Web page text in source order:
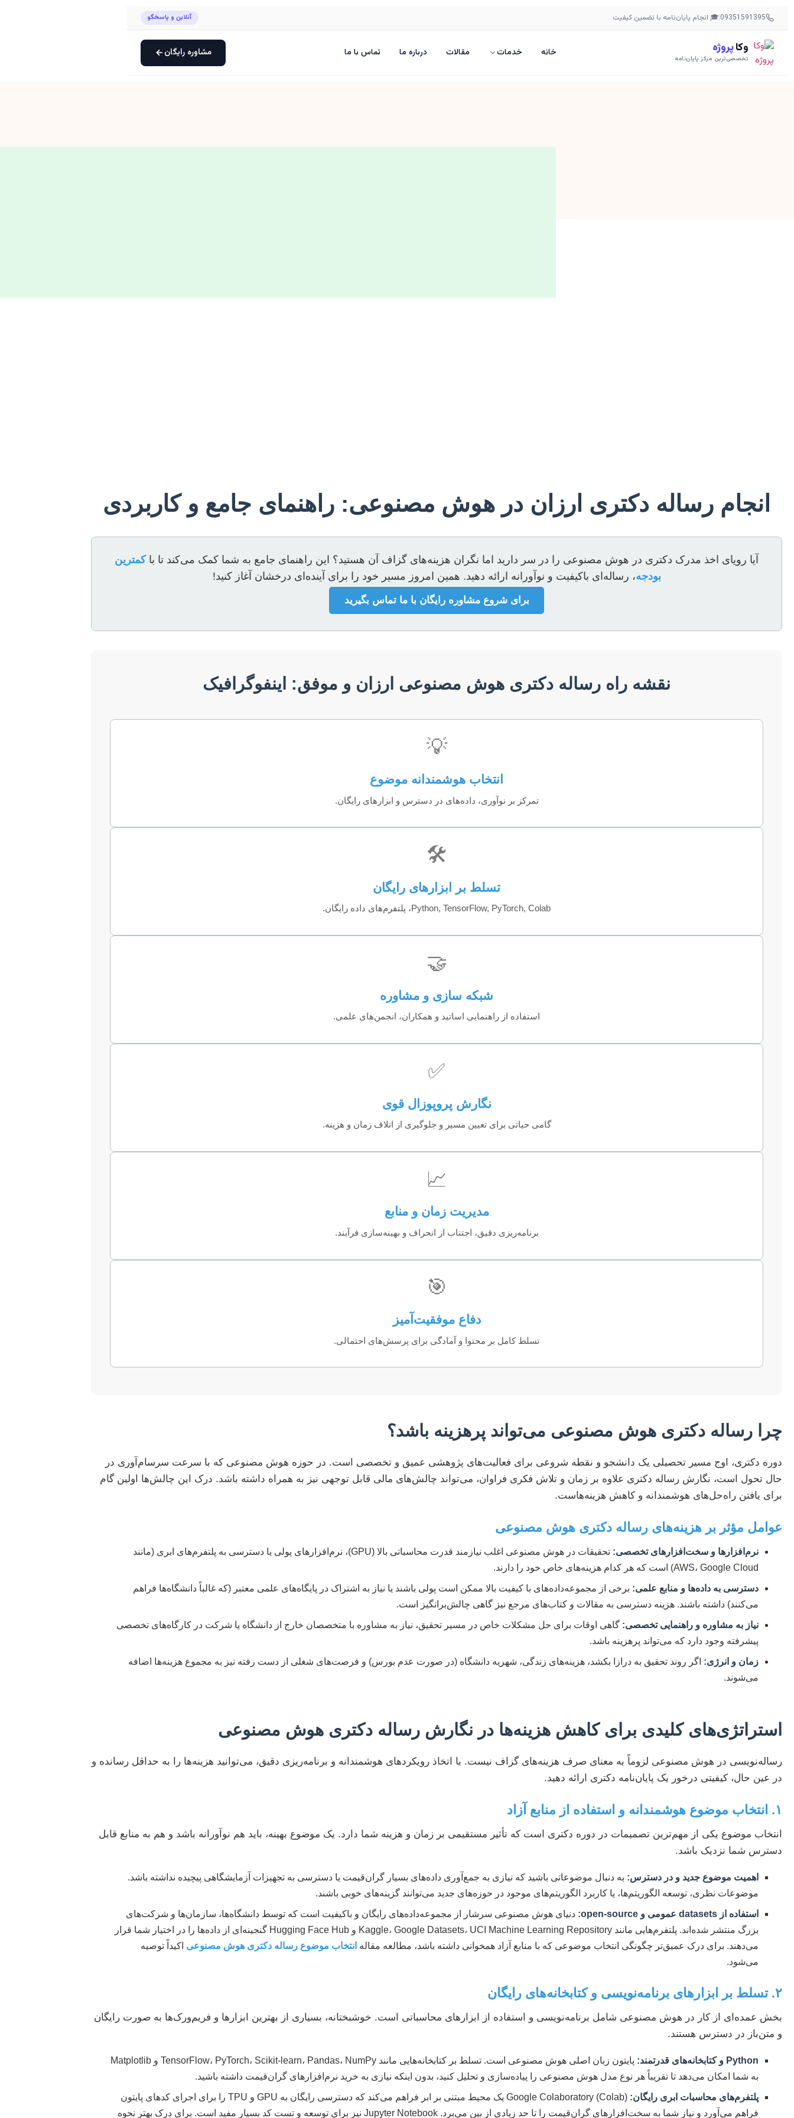
09351591395
|🎓 انجام پایان‌نامه با تضمین کیفیت آنلاین و پاسخگو
وکاپروژه
تخصصی‌ترین مرکز پایان‌نامه خانه خدمات مقالات درباره ما تماس با ما مشاوره رایگان
انجام رساله دکتری ارزان در هوش مصنوعی: راهنمای جامع و کاربردی
آیا رویای اخذ مدرک دکتری در هوش مصنوعی را در سر دارید اما نگران هزینه‌های گزاف آن هستید؟ این راهنمای جامع به شما کمک می‌کند تا باکمترین
بودجه، رساله‌ای باکیفیت و نوآورانه ارائه دهید. همین امروز مسیر خود را برای آینده‌ای درخشان آغاز کنید!
برای شروع مشاوره رایگان با ما تماس بگیرید
نقشه راه رساله دکتری هوش مصنوعی ارزان و موفق: اینفوگرافیک
💡
انتخاب هوشمندانه موضوع
تمرکز بر نوآوری، داده‌های در دسترس و ابزارهای رایگان.
🛠️
تسلط بر ابزارهای رایگان
Python, TensorFlow, PyTorch, Colab، پلتفرم‌های داده رایگان.
🤝
شبکه سازی و مشاوره
استفاده از راهنمایی اساتید و همکاران، انجمن‌های علمی.
✅
نگارش پروپوزال قوی
گامی حیاتی برای تعیین مسیر و جلوگیری از اتلاف زمان و هزینه.
📈
مدیریت زمان و منابع
برنامه‌ریزی دقیق، اجتناب از انحراف و بهینه‌سازی فرآیند.
🎯
دفاع موفقیت‌آمیز
تسلط کامل بر محتوا و آمادگی برای پرسش‌های احتمالی.
چرا رساله دکتری هوش مصنوعی می‌تواند پرهزینه باشد؟
دوره دکتری، اوج مسیر تحصیلی یک دانشجو و نقطه شروعی برای فعالیت‌های پژوهشی عمیق و تخصصی است. در حوزه هوش مصنوعی که با سرعت سرسام‌آوری در
حال تحول است، نگارش رساله دکتری علاوه بر زمان و تلاش فکری فراوان، می‌تواند چالش‌های مالی قابل توجهی نیز به همراه داشته باشد. درک این چالش‌ها اولین گام
برای یافتن راه‌حل‌های هوشمندانه و کاهش هزینه‌هاست.
عوامل مؤثر بر هزینه‌های رساله دکتری هوش مصنوعی
نرم‌افزارها و سخت‌افزارهای تخصصی:
تحقیقات در هوش مصنوعی اغلب نیازمند قدرت محاسباتی بالا (GPU)، نرم‌افزارهای پولی یا دسترسی به پلتفرم‌های ابری (مانند
AWS، Google Cloud) است که هر کدام هزینه‌های خاص خود را دارند.
دسترسی به داده‌ها و منابع علمی: برخی از مجموعه‌داده‌های با کیفیت بالا ممکن است پولی باشند یا نیاز به اشتراک در پایگاه‌های علمی معتبر (که غالباً دانشگاه‌ها فراهم
می‌کنند) داشته باشند. هزینه دسترسی به مقالات و کتاب‌های مرجع نیز گاهی چالش‌برانگیز است.
نیاز به مشاوره و راهنمایی تخصصی: گاهی اوقات برای حل مشکلات خاص در مسیر تحقیق، نیاز به مشاوره با متخصصان خارج از دانشگاه یا شرکت در کارگاه‌های تخصصی
پیشرفته وجود دارد که می‌تواند پرهزینه باشد.
زمان و انرژی: اگر روند تحقیق به درازا بکشد، هزینه‌های زندگی، شهریه دانشگاه (در صورت عدم بورس) و فرصت‌های شغلی از دست رفته نیز به مجموع هزینه‌ها اضافه
می‌شوند.
استراتژی‌های کلیدی برای کاهش هزینه‌ها در نگارش رساله دکتری هوش مصنوعی
رساله‌نویسی در هوش مصنوعی لزوماً به معنای صرف هزینه‌های گزاف نیست. با اتخاذ رویکردهای هوشمندانه و برنامه‌ریزی دقیق، می‌توانید هزینه‌ها را به حداقل رسانده و
در عین حال، کیفیتی درخور یک پایان‌نامه دکتری ارائه دهید.
۱. انتخاب موضوع هوشمندانه و استفاده از منابع آزاد
انتخاب موضوع یکی از مهم‌ترین تصمیمات در دوره دکتری است که تأثیر مستقیمی بر زمان و هزینه شما دارد. یک موضوع بهینه، باید هم نوآورانه باشد و هم به منابع قابل
دسترس شما نزدیک باشد.
اهمیت موضوع جدید و در دسترس: به دنبال موضوعاتی باشید که نیازی به جمع‌آوری داده‌های بسیار گران‌قیمت یا دسترسی به تجهیزات آزمایشگاهی پیچیده نداشته باشد.
موضوعات نظری، توسعه الگوریتم‌ها، یا کاربرد الگوریتم‌های موجود در حوزه‌های جدید می‌توانند گزینه‌های خوبی باشند.
استفاده از datasets عمومی و open-source:
دنیای هوش مصنوعی سرشار از مجموعه‌داده‌های رایگان و باکیفیت است که توسط دانشگاه‌ها، سازمان‌ها و شرکت‌های
بزرگ منتشر شده‌اند. پلتفرم‌هایی مانند Kaggle، Google Datasets، UCI Machine Learning Repository و Hugging Face Hub گنجینه‌ای از داده‌ها را در اختیار شما قرار
می‌دهند. برای درک عمیق‌تر چگونگی انتخاب موضوعی که با منابع آزاد همخوانی داشته باشد، مطالعه مقاله انتخاب موضوع رساله دکتری هوش مصنوعی اکیداً توصیه
می‌شود.
۲. تسلط بر ابزارهای برنامه‌نویسی و کتابخانه‌های رایگان
بخش عمده‌ای از کار در هوش مصنوعی شامل برنامه‌نویسی و استفاده از ابزارهای محاسباتی است. خوشبختانه، بسیاری از بهترین ابزارها و فریم‌ورک‌ها به صورت رایگان
و متن‌باز در دسترس هستند.
Python و کتابخانه‌های قدرتمند:
پایتون زبان اصلی هوش مصنوعی است. تسلط بر کتابخانه‌هایی مانند TensorFlow، PyTorch، Scikit-learn، Pandas، NumPy و Matplotlib
به شما امکان می‌دهد تا تقریباً هر نوع مدل هوش مصنوعی را پیاده‌سازی و تحلیل کنید، بدون اینکه نیازی به خرید نرم‌افزارهای گران‌قیمت داشته باشید.
پلتفرم‌های محاسبات ابری رایگان:
Google Colaboratory (Colab) یک محیط مبتنی بر ابر فراهم می‌کند که دسترسی رایگان به GPU و TPU را برای اجرای کدهای پایتون
فراهم می‌آورد و نیاز شما به سخت‌افزارهای گران‌قیمت را تا حد زیادی از بین می‌برد. Jupyter Notebook نیز برای توسعه و تست کد بسیار مفید است. برای درک بهتر نحوه